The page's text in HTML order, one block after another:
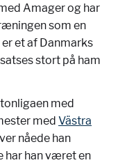
Amager og har
som en
et af Danmarks
stort på ham
med
med Västra
nåede han
har han været en